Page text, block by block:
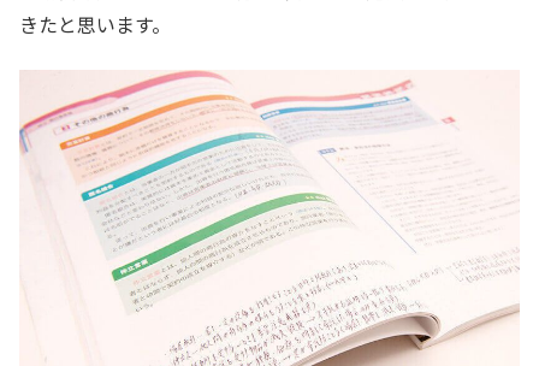
きたと思います。